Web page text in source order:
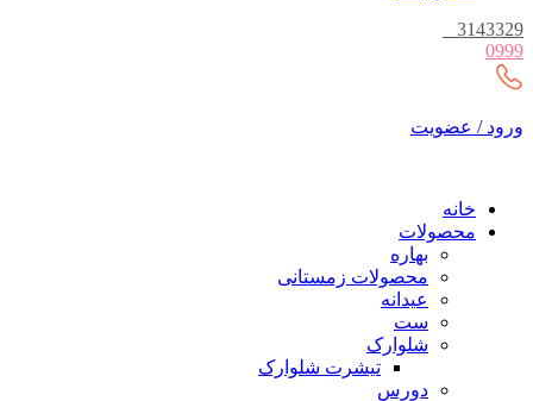
3143329
0999
ورود / عضویت
خانه
محصولات
بهاره
محصولات زمستانی
عیدانه
ست
شلوارک
تیشرت شلوارک
دورس